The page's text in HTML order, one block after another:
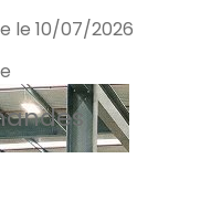
le 10/07/2026